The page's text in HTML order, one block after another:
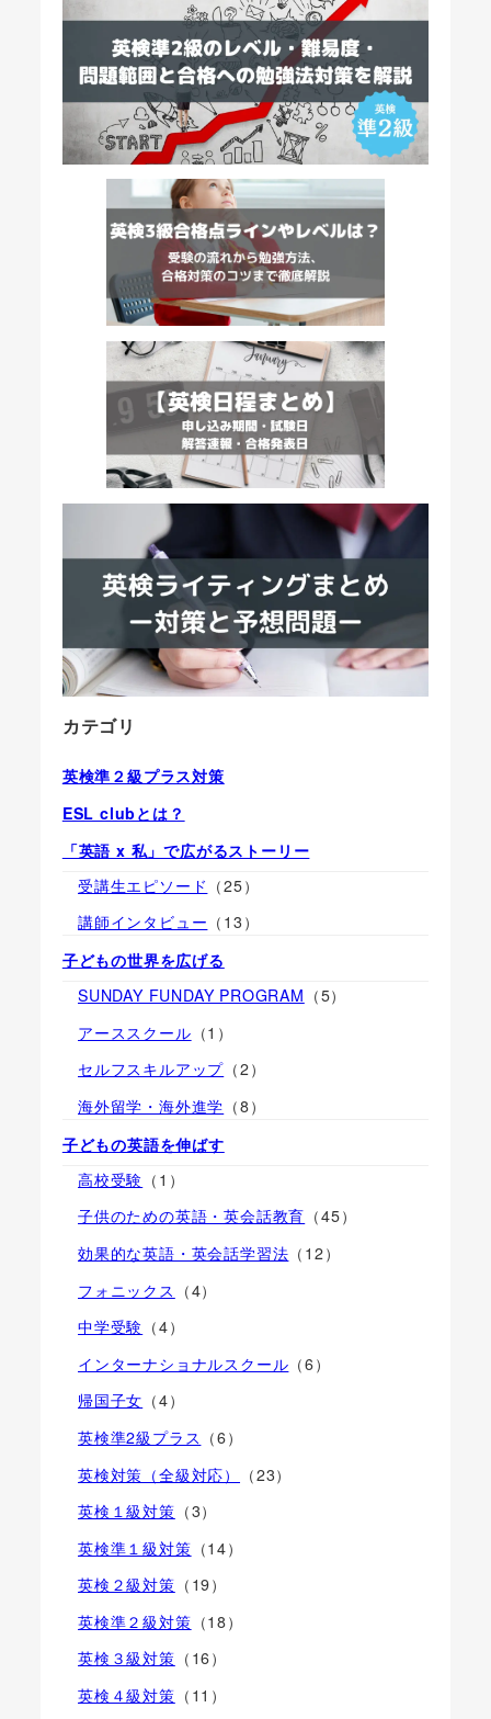
カテゴリ
英検準２級プラス対策
ESL clubとは？
「英語 x 私」で広がるストーリー
受講生エピソード （25）
講師インタビュー （13）
子どもの世界を広げる
SUNDAY FUNDAY PROGRAM （5）
アーススクール （1）
セルフスキルアップ （2）
海外留学・海外進学 （8）
子どもの英語を伸ばす
高校受験 （1）
子供のための英語・英会話教育 （45）
効果的な英語・英会話学習法 （12）
フォニックス （4）
中学受験 （4）
インターナショナルスクール （6）
帰国子女 （4）
英検準2級プラス （6）
英検対策（全級対応）
（23）
英検１級対策 （3）
英検準１級対策 （14）
英検２級対策 （19）
英検準２級対策 （18）
英検３級対策 （16）
英検４級対策 （11）